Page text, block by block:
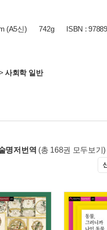
(A5신) 742g ISBN :
사회학 일반
명저번역 (총 168권 모두보기)